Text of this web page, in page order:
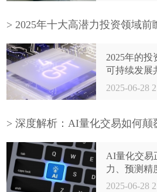
效的平台，
能将这条“
正释放中小
能。
开始，逐步
流动性。理
息环境下保
时调整，方
经济和政策
> 2025年十大高潜力投资领域
2025年的
可持续发展
代表了技术
锐的洞察力
准布局，拥
2025-06-28
> 深度解析：AI量化交易如何颠
AI量化交易
力、预测精
度，系统性
2025-06-28